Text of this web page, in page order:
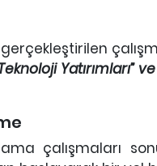
Yatırımları”
çalışmaları